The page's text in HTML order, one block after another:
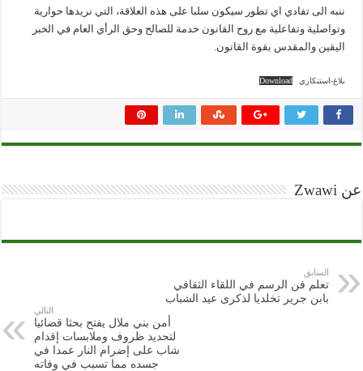
ننبه الى تفادي اي تطور سيكون سلبا على هذه العلاقة، التي نريدها حوارية
وتواصلية وتفاعلية مع روح القانون خدمة للصالح وحق الرأي العام في الخبر
اليقين والمقدس بقوة القانون.
بلاغ-استنكاري Download
عن Zwawi
السابق
تعلم فن الرسم في اللقاء الثقافي
بابن جرير تخلديا لذكرى عيد الشباب
التالي
أمن بني ملال يفتح بحثا قضائيا
لتحديد ظروف وملابسات إقدام
شاب على إضرام النار عمدا في
جسده مما تسبب في وفاته